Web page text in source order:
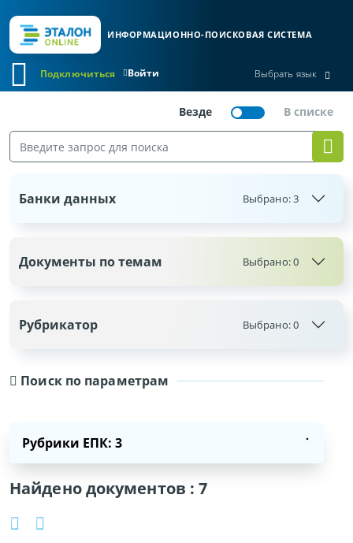
ИНФОРМАЦИОННО-ПОИСКОВАЯ СИСТЕМА
Войти
Подключиться Выбрать язык
Поиск по параметрам
Рубрики ЕПК: 3
Найдено документов :7
Банки данных Выбрано:3
Документы по темам Выбрано:0
Рубрикатор Выбрано:0